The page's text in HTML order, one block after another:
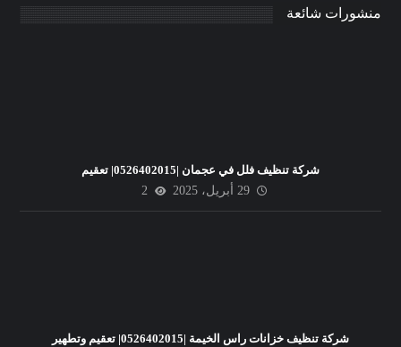
منشورات شائعة
شركة تنظيف فلل في عجمان |0526402015| تعقيم
29 أبريل، 2025
2
شركة تنظيف خزانات راس الخيمة |0526402015| تعقيم وتطهير